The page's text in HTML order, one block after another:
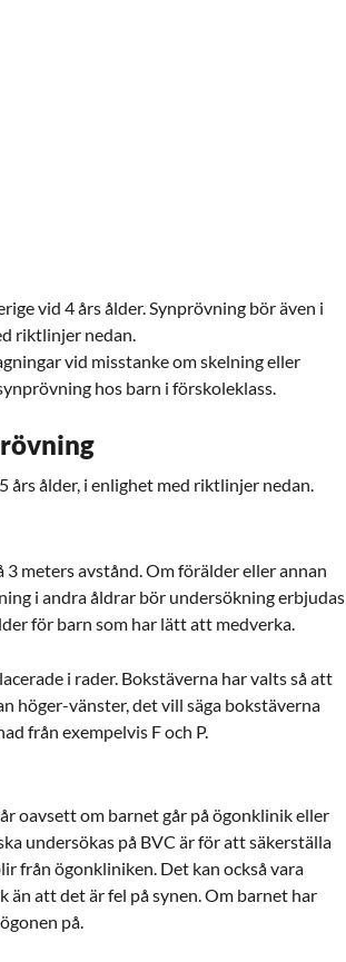
vid 4 års ålder. Synprövning bör även i
riktlinjer nedan.
vid misstanke om skelning eller
hos barn i förskoleklass.
års ålder, i enlighet med riktlinjer nedan.
meters avstånd. Om förälder eller annan
i andra åldrar bör undersökning erbjudas
för barn som har lätt att medverka.
i rader. Bokstäverna har valts så att
höger-vänster, det vill säga bokstäverna
från exempelvis F och P.
oavsett om barnet går på ögonklinik eller
undersökas på BVC är för att säkerställa
från ögonkliniken. Det kan också vara
att det är fel på synen. Om barnet har
på.